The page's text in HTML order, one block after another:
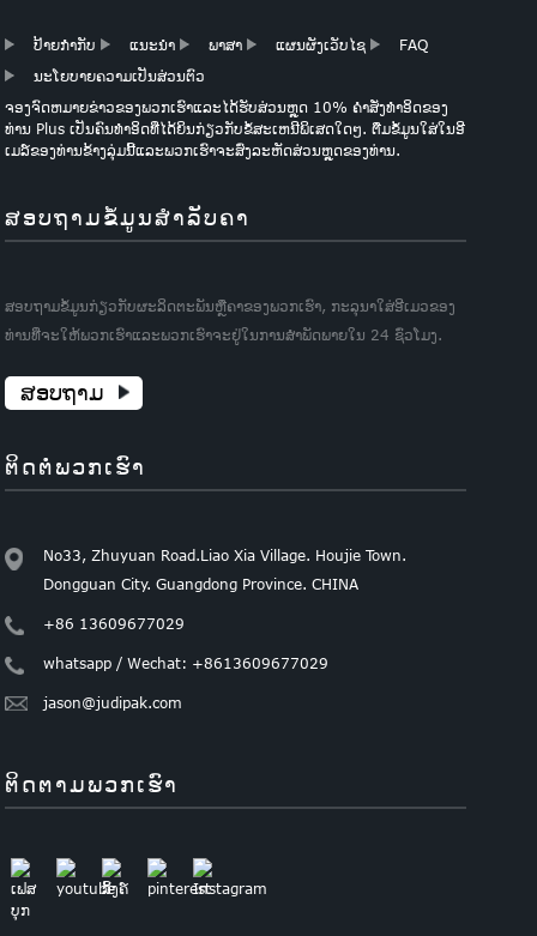
ປ້າຍກຳກັບ ແນະນໍາ ພາສາ ແຜນຜັງເວັບໄຊ
FAQ
ນະໂຍບາຍຄວາມເປັນສ່ວນຕົວ
ຈອງຈົດຫມາຍຂ່າວຂອງພວກເຮົາແລະໄດ້ຮັບສ່ວນຫຼຸດ 10% ຄໍາສັ່ງທໍາອິດຂອງ
ທ່ານ Plus ເປັນຄົນທໍາອິດທີ່ໄດ້ຍິນກ່ຽວກັບຂໍ້ສະເຫນີພິເສດໃດໆ. ຕື່ມຂໍ້ມູນໃສ່ໃນອີ
ເມລ໌ຂອງທ່ານຂ້າງລຸ່ມນີ້ແລະພວກເຮົາຈະສົ່ງລະຫັດສ່ວນຫຼຸດຂອງທ່ານ.
ສອບຖາມຂໍ້ມູນສໍາລັບຄາ
ສອບຖາມຂໍ້ມູນກ່ຽວກັບຜະລິດຕະພັນຫຼືຄາຂອງພວກເຮົາ, ກະລຸນາໃສ່ອີເມວຂອງ
ທ່ານທີ່ຈະໃຫ້ພວກເຮົາແລະພວກເຮົາຈະຢູ່ໃນການສໍາພັດພາຍໃນ 24 ຊົ່ວໂມງ.
ສອບຖາມ
ຕິດ​ຕໍ່​ພວກ​ເຮົາ
No33, Zhuyuan Road.Liao Xia Village. Houjie Town.
Dongguan City. Guangdong Province. CHINA
+86 13609677029
whatsapp / Wechat: +8613609677029
jason@judipak.com
ຕິດ​ຕາມ​ພວກ​ເຮົາ